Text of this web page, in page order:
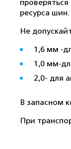
ресурса шин.
Не
1,6 мм -
1,0 мм-
2,0- для
В запасном
При